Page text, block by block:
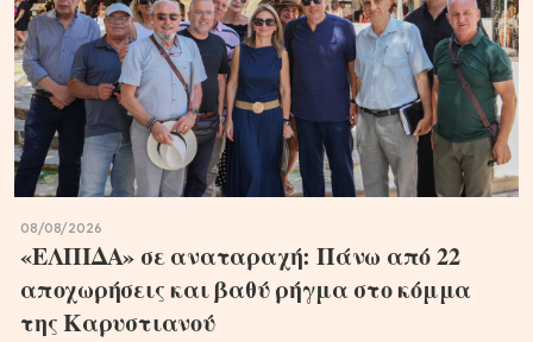
08/08/2026
«ΕΛΠΙΔΑ» σε αναταραχή: Πάνω από 22
αποχωρήσεις και βαθύ ρήγμα στο κόμμα
της Καρυστιανού